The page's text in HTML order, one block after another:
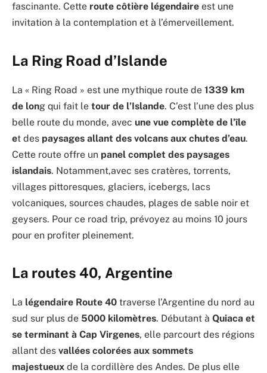
fascinante. Cette route côtière légendaire est une
invitation à la contemplation et à l’émerveillement.
La Ring Road d’Islande
La « Ring Road » est une mythique route de 1339 km
de long qui fait le tour de l’Islande. C’est l’une des plus
belle route du monde, avec une vue complète de l’île
et des paysages allant des volcans aux chutes d’eau.
Cette route offre un panel complet des paysages
islandais. Notamment,avec ses cratères, torrents,
villages pittoresques, glaciers, icebergs, lacs
volcaniques, sources chaudes, plages de sable noir et
geysers. Pour ce road trip, prévoyez au moins 10 jours
pour en profiter pleinement.
La routes 40, Argentine
La légendaire Route 40 traverse l’Argentine du nord au
sud sur plus de 5000 kilomètres. Débutant à Quiaca et
se terminant à Cap Virgenes, elle parcourt des régions
allant des vallées colorées aux sommets
majestueux de la cordillère des Andes. De plus elle